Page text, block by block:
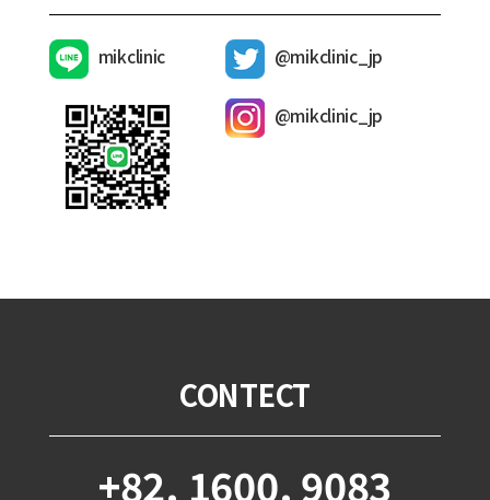
mikclinic @mikclinic_jp
@mikclinic_jp
CONTECT
+82. 1600. 9083